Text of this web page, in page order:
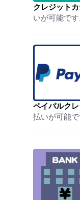
クレジット
いが可能です
ペイパルク
払いが可能で